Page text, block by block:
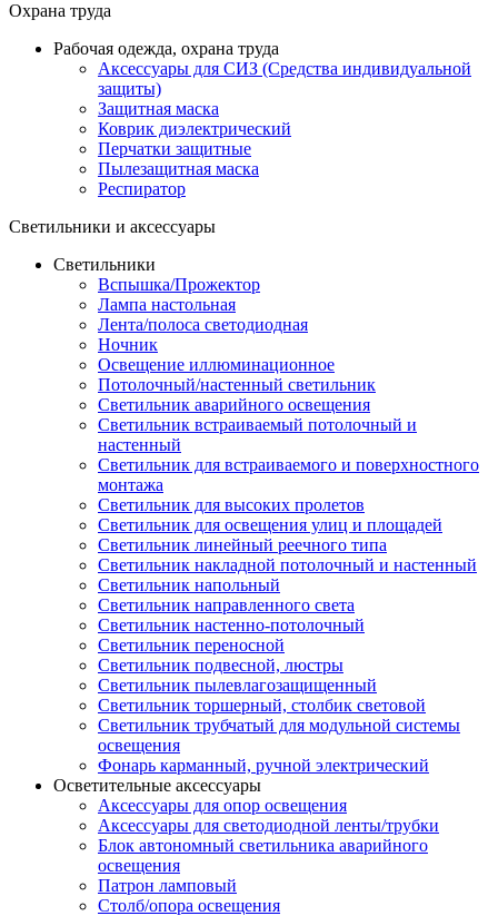
Охрана труда
Рабочая одежда, охрана труда
Аксессуары для СИЗ (Средства индивидуальной
защиты)
Защитная маска
Коврик диэлектрический
Перчатки защитные
Пылезащитная маска
Респиратор
Светильники и аксессуары
Светильники
Вспышка/Прожектор
Лампа настольная
Лента/полоса светодиодная
Ночник
Освещение иллюминационное
Потолочный/настенный светильник
Светильник аварийного освещения
Светильник встраиваемый потолочный и
настенный
Светильник для встраиваемого и поверхностного
монтажа
Светильник для высоких пролетов
Светильник для освещения улиц и площадей
Светильник линейный реечного типа
Светильник накладной потолочный и настенный
Светильник напольный
Светильник направленного света
Светильник настенно-потолочный
Светильник переносной
Светильник подвесной, люстры
Светильник пылевлагозащищенный
Светильник торшерный, столбик световой
Светильник трубчатый для модульной системы
освещения
Фонарь карманный, ручной электрический
Осветительные аксессуары
Аксессуары для опор освещения
Аксессуары для светодиодной ленты/трубки
Блок автономный светильника аварийного
освещения
Патрон ламповый
Столб/опора освещения